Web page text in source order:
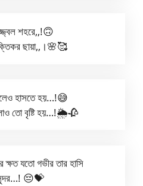
শহরে,,!🙃
ছায়া,,।🌸🥰
হাসতে হয়…!😅
তো বৃষ্টি হয়…!🌦🥀
যতো গভীর তার হাসি
😔💝